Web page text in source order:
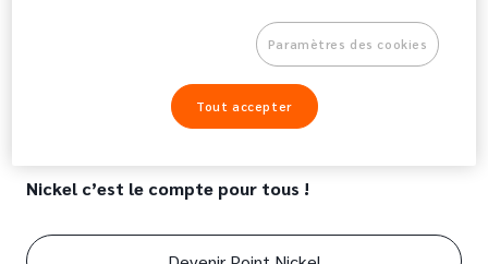
Nickel c’est le compte pour tous !
Paramètres des cookies
Tout accepter